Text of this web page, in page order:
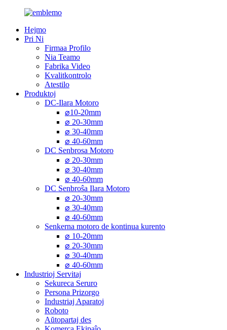
Hejmo
Pri Ni
Firmaa Profilo
Nia Teamo
Fabrika Video
Kvalitkontrolo
Atestilo
Produktoj
DC-Ilara Motoro
⌀10-20mm
⌀ 20-30mm
⌀ 30-40mm
⌀ 40-60mm
DC Senbrosa Motoro
⌀ 20-30mm
⌀ 30-40mm
⌀ 40-60mm
DC Senbroŝa Ilara Motoro
⌀ 20-30mm
⌀ 30-40mm
⌀ 40-60mm
Senkerna motoro de kontinua kurento
⌀ 10-20mm
⌀ 20-30mm
⌀ 30-40mm
⌀ 40-60mm
Industrioj Servitaj
Sekureca Seruro
Persona Prizorgo
Industriaj Aparatoj
Roboto
Aŭtopartaj des